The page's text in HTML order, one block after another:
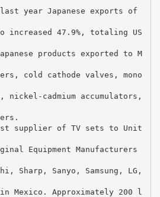
year Japanese exports of
increased 47.9%, totaling US
products exported to M
cold cathode valves, mono
cadmium accumulators,
supplier of TV sets to Unit
Equipment Manufacturers
Sharp, Sanyo, Samsung, LG,
Mexico. Approximately 200 l